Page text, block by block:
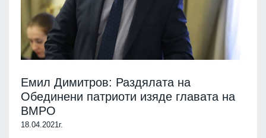
Емил Димитров: Раздялата на
Обединени патриоти изяде главата на
ВМРО
18.04.2021г.